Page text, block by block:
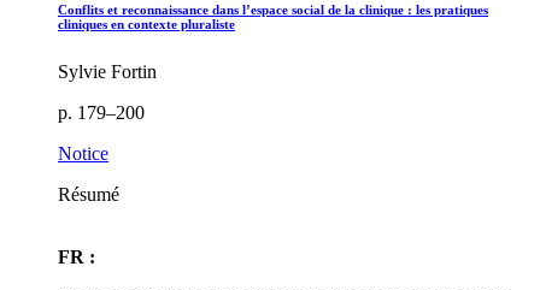
Conflits et reconnaissance dans l’espace social de la clinique : les pratiques
cliniques en contexte pluraliste
Sylvie Fortin
p. 179–200
Notice
Résumé
FR :